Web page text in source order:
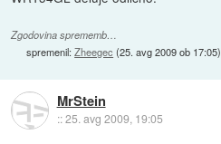
Zgodovina sprememb…
spremenil:Zheegec (25. avg 2009 ob 17:05)
MrStein
::25. avg 2009, 19:05